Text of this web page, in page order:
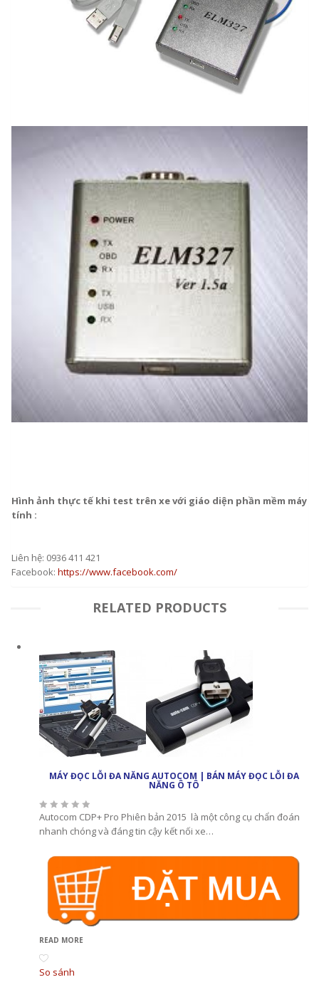
Hình ảnh thực tế khi test trên xe với giáo diện phần mềm máy
tính :
Liên hệ: 0936 411 421
Facebook: https://www.facebook.com/
RELATED PRODUCTS
MÁY ĐỌC LỖI ĐA NĂNG AUTOCOM | BÁN MÁY ĐỌC LỖI ĐA
NĂNG Ô TÔ
Autocom CDP+ Pro Phiên bản 2015 là một công cụ chẩn đoán
nhanh chóng và đáng tin cậy kết nối xe…
READ MORE
So sánh